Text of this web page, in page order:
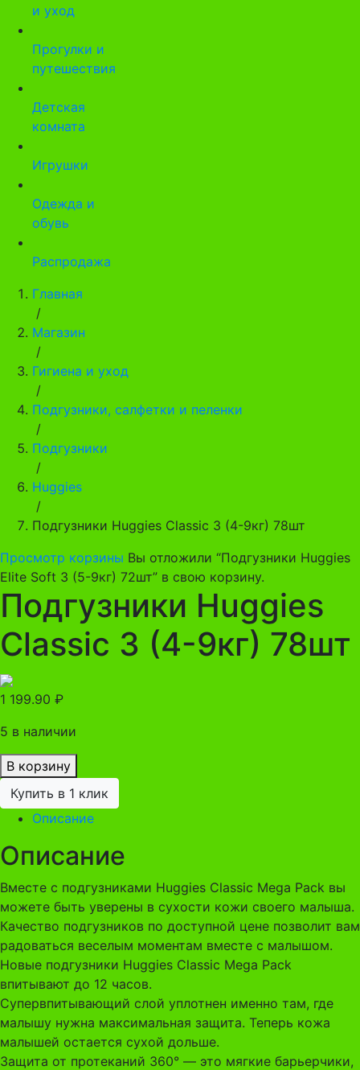
и уход
Прогулки и
путешествия
Детская
комната
Игрушки
Одежда и
обувь
Распродажа
Главная
/
Магазин
/
Гигиена и уход
/
Подгузники, салфетки и пеленки
/
Подгузники
/
Huggies
/
Подгузники Huggies Classic 3 (4-9кг) 78шт
Просмотр корзины Вы отложили “Подгузники Huggies
Elite Soft 3 (5-9кг) 72шт” в свою корзину.
Подгузники Huggies
Classic 3 (4-9кг) 78шт
1 199.90 ₽
5 в наличии
В корзину
Купить в 1 клик
Описание
Описание
Вместе с подгузниками Huggies Classic Mega Pack вы
можете быть уверены в сухости кожи своего малыша.
Качество подгузников по доступной цене позволит вам
радоваться веселым моментам вместе с малышом.
Новые подгузники Huggies Classic Mega Pack
впитывают до 12 часов.
Супервпитывающий слой уплотнен именно там, где
малышу нужна максимальная защита. Теперь кожа
малышей остается сухой дольше.
Защита от протеканий 360° — это мягкие барьерчики,